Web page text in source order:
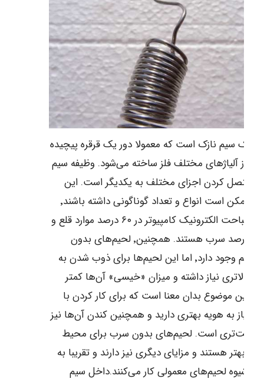
یک سیم نازک است که معمولا دور یک قرقره پیچیده
و از آلیاژهای مختلف فلز ساخته می‌شود. وظیفه سیم
متصل کردن اجزای مختلف به یکدیگر است. این
اجزاء ممکن است انواع و تعداد گوناگونی داشته باشند٬
اما در مباحت الکترونیک کامپیوتر در ۶۰ درصد موارد قلع و
در ۴۰ درصد سرب هستند. همچنین٬ لحیم‌های بدون
سرب هم وجود دارد٬ اما این لحیم‌ها برای ذوب شدن به
بالاتری نیاز داشته و میزان «خیسی» آن‌ها کمتر
این موضوع بدان معنا است که برای کار کردن با
نیاز به هویه بهتری دارید و همچنین کندن آن‌ها نیز
سخت‌تری است. لحیم‌های بدون سرب برای محیط
بهتر هستند و مزایای دیگری نیز دارند و تقریبا به
شیوه لحیم‌های معمولی کار می‌کنند.داخل سیم